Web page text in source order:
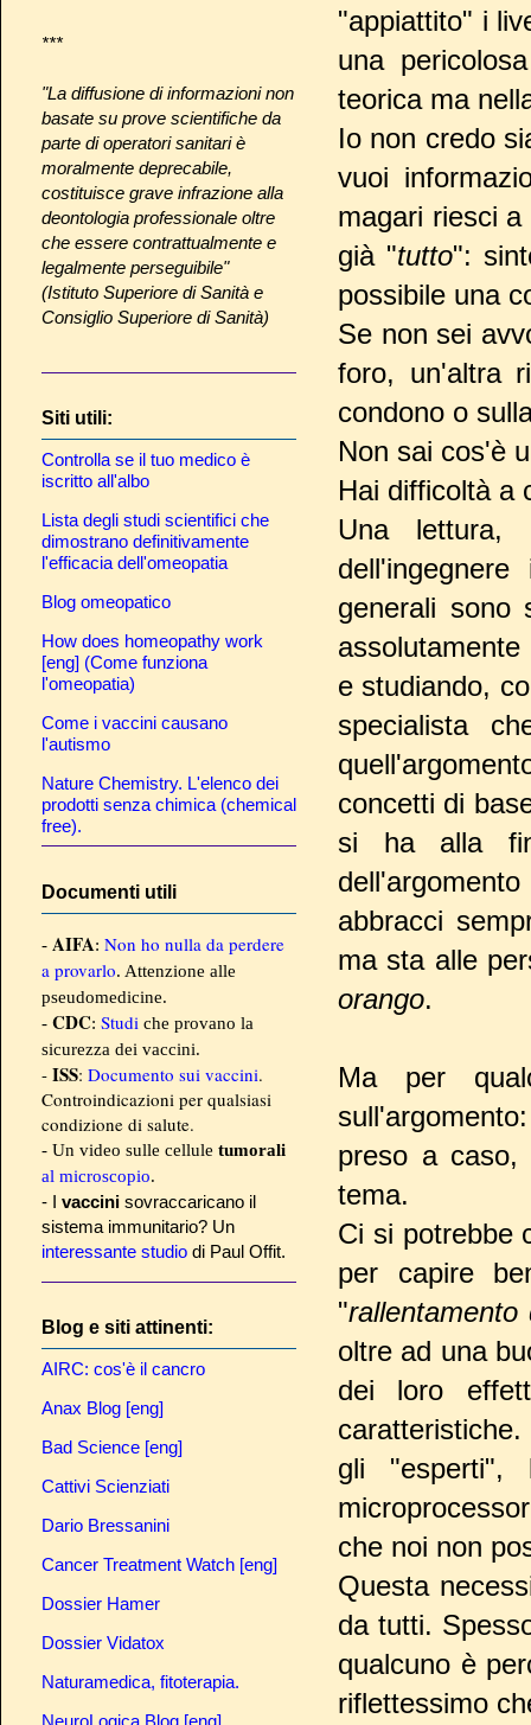
"appiattito" i
una
teorica ma
Io non credo
vuoi
magari riesci
già "tutto":
possibile una
Se non sei
foro, un'altra
condono o
Non sai cos'è
Hai difficoltà a
Una
generali sono
e studiando,
specialista
concetti di
si ha alla
abbracci
ma sta alle
orango.
Ma per
preso a caso,
tema.
Ci si potrebbe
per capire
"
oltre ad una
dei loro
gli "esperti",
che noi non
Questa
da tutti.
qualcuno è
riflettessimo
***
"La diffusione di informazioni non
basate su prove scientifiche da
parte di operatori sanitari è
moralmente deprecabile,
costituisce grave infrazione alla
deontologia professionale oltre
che essere contrattualmente e
legalmente perseguibile"
(Istituto Superiore di Sanità e
Consiglio Superiore di Sanità)
Siti utili:
Controlla se il tuo medico è
iscritto all'albo
Lista degli studi scientifici che
dimostrano definitivamente
l'efficacia dell'omeopatia
Blog omeopatico
How does homeopathy work
[eng] (Come funziona
l'omeopatia)
Come i vaccini causano
l'autismo
Nature Chemistry. L'elenco dei
prodotti senza chimica (chemical
free).
Documenti utili
- AIFA: Non ho nulla da perdere
a provarlo. Attenzione alle
pseudomedicine.
- CDC: Studi che provano la
sicurezza dei vaccini.
- ISS: Documento sui vaccini.
Controindicazioni per qualsiasi
condizione di salute.
- Un video sulle cellule tumorali
al microscopio.
- I vaccini sovraccaricano il
sistema immunitario? Un
interessante studio di Paul Offit.
Blog e siti attinenti:
AIRC: cos'è il cancro
Anax Blog [eng]
Bad Science [eng]
Cattivi Scienziati
Dario Bressanini
Cancer Treatment Watch [eng]
Dossier Hamer
Dossier Vidatox
Naturamedica, fitoterapia.
NeuroLogica Blog [eng]